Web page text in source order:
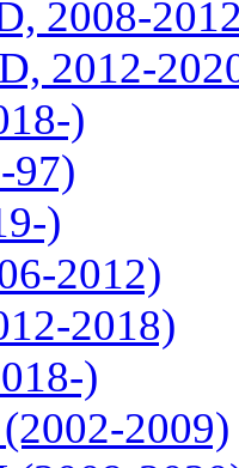
2008-
2012-
)
97)
)
2012)
2018)
)
2009)